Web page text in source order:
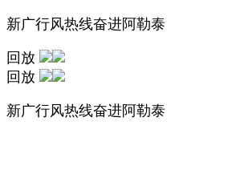
新广行风热线奋进阿勒泰
回放
回放
新广行风热线奋进阿勒泰